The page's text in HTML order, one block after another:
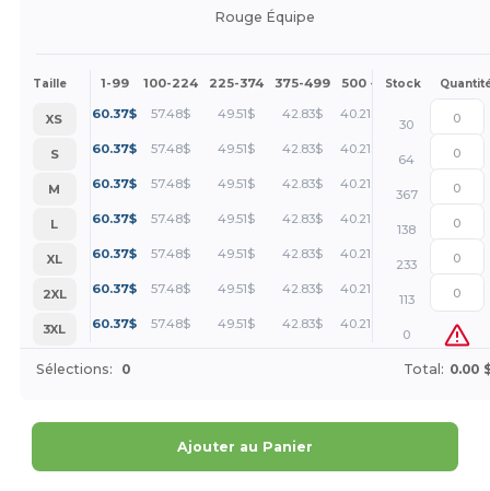
Rouge Équipe
Taille 1-99 100-224 225-374 375-499 500 + Plus
Stock
XS 60.37$ 57.48$ 49.51$ 42.83$ 40.21 +
30
S
60.37$ 57.48$ 49.51$ 42.83$ 40.21 +
64
M
60.37$ 57.48$ 49.51$ 42.83$ 40.21 +
367
L
60.37$ 57.48$ 49.51$ 42.83$ 40.21 +
138
XL
60.37$ 57.48$ 49.51$ 42.83$ 40.21 +
233
2XL
60.37$ 57.48$ 49.51$ 42.83$ 40.21 +
113
3XL
60.37$ 57.48$ 49.51$ 42.83$ 40.21 +
0
Sélections: 0 Total: 0.00
Ajouter au Panier